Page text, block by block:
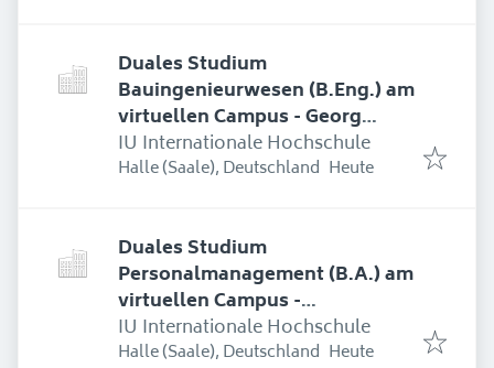
Duales Studium
Bauingenieurwesen (B.Eng.) am
virtuellen Campus - Georg
Mehrtens Ingenieurbau GmbH
IU Internationale Hochschule
Halle (Saale), Deutschland Erschienen
Heute
Duales Studium
Personalmanagement (B.A.) am
virtuellen Campus -
Agrarservice Lass GmbH
IU Internationale Hochschule
Halle (Saale), Deutschland Erschienen
Heute